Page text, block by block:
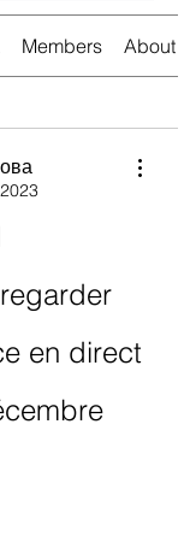
Members About
en direct